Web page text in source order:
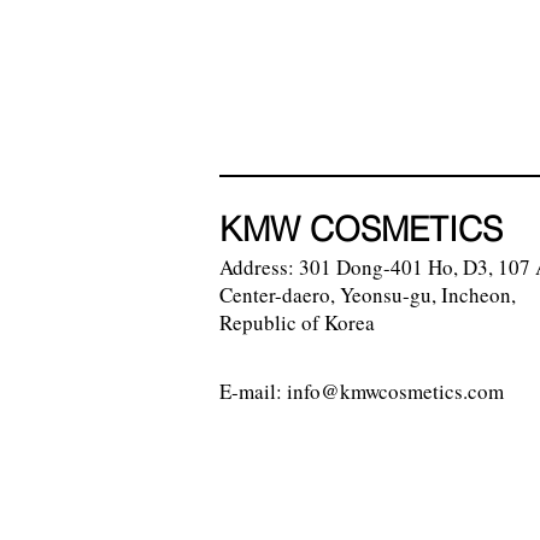
KMW COSMETICS
Address: 301 Dong-401 Ho, D3, 107
Center-daero, Yeonsu-gu, Incheon,
Republic of Korea
E-mail: info@kmwcosmetics.com